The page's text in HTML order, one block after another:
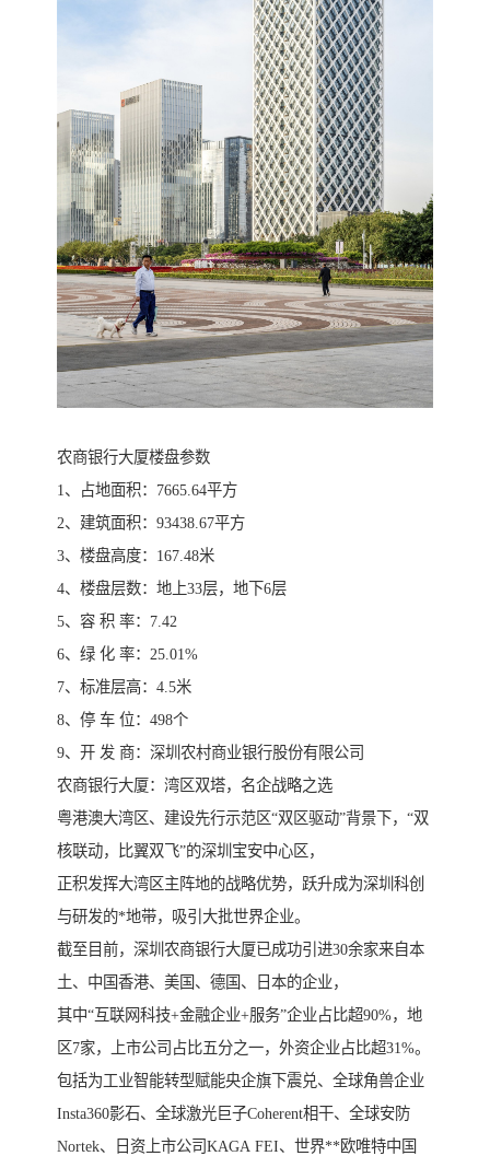
农商银行大厦楼盘参数
1、占地面积：7665.64平方
2、建筑面积：93438.67平方
3、楼盘高度：167.48米
4、楼盘层数：地上33层，地下6层
5、容 积 率：7.42
6、绿 化 率：25.01%
7、标准层高：4.5米
8、停 车 位：498个
9、开 发 商：深圳农村商业银行股份有限公司
农商银行大厦：湾区双塔，名企战略之选
粤港澳大湾区、建设先行示范区“双区驱动”背景下，“双
核联动，比翼双飞”的深圳宝安中心区，
正积发挥大湾区主阵地的战略优势，跃升成为深圳科创
与研发的*地带，吸引大批世界企业。
截至目前，深圳农商银行大厦已成功引进30余家来自本
土、中国香港、美国、德国、日本的企业，
其中“互联网科技+金融企业+服务”企业占比超90%，地
区7家，上市公司占比五分之一，外资企业占比超31%。
包括为工业智能转型赋能央企旗下震兑、全球角兽企业
Insta360影石、全球激光巨子Coherent相干、全球安防
Nortek、日资上市公司KAGA FEI、世界**欧唯特中国